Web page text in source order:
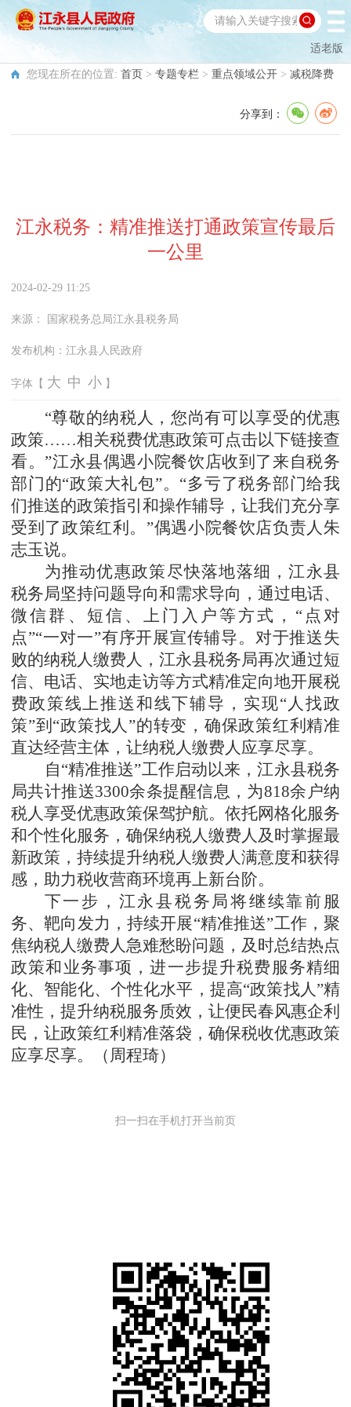
适老版
您现在所在的位置: 首页 > 专题专栏 > 重点领域公开 > 减税降费
分享到：
江永税务：精准推送打通政策宣传最后
一公里
2024-02-29 11:25
来源： 国家税务总局江永县税务局
发布机构： 江永县人民政府
字体【 大 中 小 】
“尊敬的纳税人，您尚有可以享受的优惠
政策……相关税费优惠政策可点击以下链接查
看。”江永县偶遇小院餐饮店收到了来自税务
部门的“政策大礼包”。“多亏了税务部门给我
们推送的政策指引和操作辅导，让我们充分享
受到了政策红利。”偶遇小院餐饮店负责人朱
志玉说。
为推动优惠政策尽快落地落细，江永县
税务局坚持问题导向和需求导向，通过电话、
微信群、短信、上门入户等方式， “点对
点”“一对一”有序开展宣传辅导。对于推送失
败的纳税人缴费人，江永县税务局再次通过短
信、电话、实地走访等方式精准定向地开展税
费政策线上推送和线下辅导，实现“人找政
策”到“政策找人”的转变，确保政策红利精准
直达经营主体，让纳税人缴费人应享尽享。
自“精准推送”工作启动以来，江永县税务
局共计推送3300余条提醒信息，为818余户纳
税人享受优惠政策保驾护航。依托网格化服务
和个性化服务，确保纳税人缴费人及时掌握最
新政策，持续提升纳税人缴费人满意度和获得
感，助力税收营商环境再上新台阶。
下一步，江永县税务局将继续靠前服
务、靶向发力，持续开展“精准推送”工作，聚
焦纳税人缴费人急难愁盼问题，及时总结热点
政策和业务事项，进一步提升税费服务精细
化、智能化、个性化水平，提高“政策找人”精
准性，提升纳税服务质效，让便民春风惠企利
民，让政策红利精准落袋，确保税收优惠政策
应享尽享。（周程琦）
扫一扫在手机打开当前页